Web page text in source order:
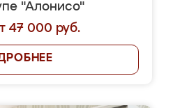
"Алонисо"
47 000 руб.